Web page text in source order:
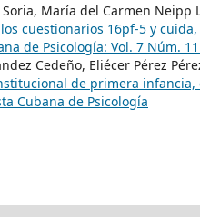
María del Carmen Neipp
cuestionarios 16pf-5 y
de Psicología: Vol. 7 Núm.
Cedeño, Eliécer Pérez
de primera infancia,
Cubana de Psicología